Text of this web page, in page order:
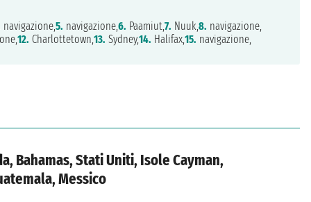
navigazione,5. navigazione,6. Paamiut,7. Nuuk,8. navigazione,
12. Charlottetown,13. Sydney,14. Halifax,15. navigazione,
Bahamas, Stati Uniti, Isole Cayman,
Messico